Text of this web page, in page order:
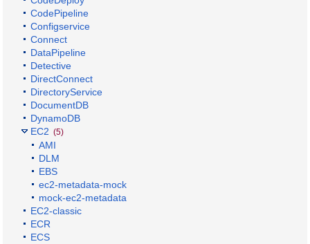
CodePipeline
Configservice
Connect
DataPipeline
Detective
DirectConnect
DirectoryService
DocumentDB
DynamoDB
EC2 (5)
AMI
DLM
EBS
ec2-metadata-mock
mock-ec2-metadata
EC2-classic
ECR
ECS